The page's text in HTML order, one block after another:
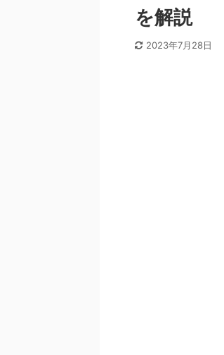
を解説
2023年7月28日